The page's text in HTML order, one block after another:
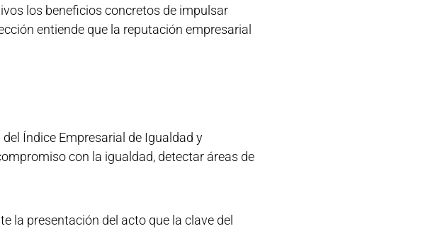
los beneficios concretos de impulsar
entiende que la reputación empresarial
Índice Empresarial de Igualdad y
con la igualdad, detectar áreas de
la presentación del acto que la clave del